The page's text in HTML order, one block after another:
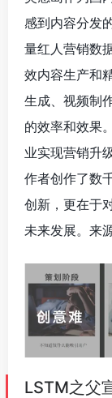
感到内容分发
量红人营销数
效内容生产和
生成、视频制
的效率和效果
业实现营销升
作者创作了数
创新，更在于
未来发展。来
LSTM之父